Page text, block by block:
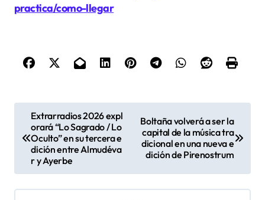
practica/como-llegar
e
g
Extrarradios 2026 expl
orará “Lo Sagrado / Lo
Oculto” en su tercera e
dición entre Almudéva
r y Ayerbe
Boltaña volverá a ser la
capital de la música tra
dicional en una nueva e
dición de Pirenostrum